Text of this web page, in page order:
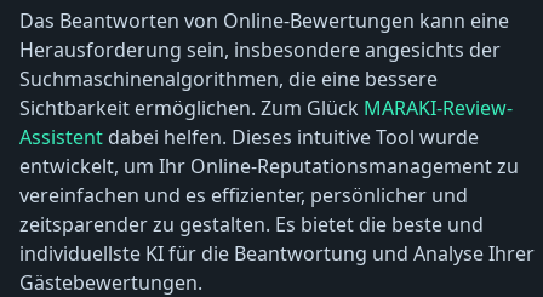
Das Beantworten von Online-Bewertungen kann eine
Herausforderung sein, insbesondere angesichts der
Suchmaschinenalgorithmen, die eine bessere
Sichtbarkeit ermöglichen. Zum Glück MARAKI-Review-
Assistent dabei helfen. Dieses intuitive Tool wurde
entwickelt, um Ihr Online-Reputationsmanagement zu
vereinfachen und es effizienter, persönlicher und
zeitsparender zu gestalten. Es bietet die beste und
individuellste KI für die Beantwortung und Analyse Ihrer
Gästebewertungen.